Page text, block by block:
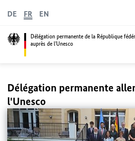
Délégation permanente de la République
auprès de l'Unesco
DE FR EN
Délégation permanente
l'Unesco